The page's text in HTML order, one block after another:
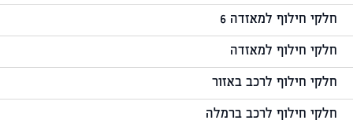
חלקי חילוף למאזדה 6
חלקי חילוף למאזדה
חלקי חילוף לרכב באזור
חלקי חילוף לרכב ברמלה